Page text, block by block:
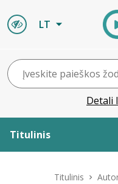
LT
Detali
Titulinis
Titulinis